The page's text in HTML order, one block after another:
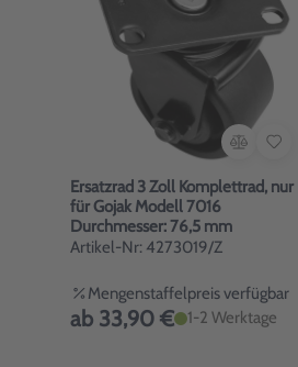
Ersatzrad 3 Zoll Komplettrad, nur
für Gojak Modell 7016
Durchmesser: 76,5 mm
Artikel-Nr: 4273019/Z
Mengenstaffelpreis verfügbar
ab 33,90 € 1-2 Werktage